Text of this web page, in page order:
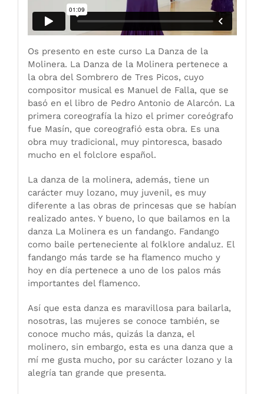
Os presento en este curso La Danza de la
Molinera. La Danza de la Molinera pertenece a
la obra del Sombrero de Tres Picos, cuyo
compositor musical es Manuel de Falla, que se
basó en el libro de Pedro Antonio de Alarcón. La
primera coreografía la hizo el primer coreógrafo
fue Masín, que coreografió esta obra. Es una
obra muy tradicional, muy pintoresca, basado
mucho en el folclore español.
La danza de la molinera, además, tiene un
carácter muy lozano, muy juvenil, es muy
diferente a las obras de princesas que se habían
realizado antes. Y bueno, lo que bailamos en la
danza La Molinera es un fandango. Fandango
como baile perteneciente al folklore andaluz. El
fandango más tarde se ha flamenco mucho y
hoy en día pertenece a uno de los palos más
importantes del flamenco.
Así que esta danza es maravillosa para bailarla,
nosotras, las mujeres se conoce también, se
conoce mucho más, quizás la danza, el
molinero, sin embargo, esta es una danza que a
mí me gusta mucho, por su carácter lozano y la
alegría tan grande que presenta.